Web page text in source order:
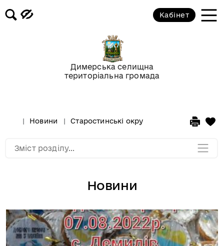
Димерська селищна
територіальна громада
Кабінет
Новини Старостинські окру
Новини
Зміст розділу...